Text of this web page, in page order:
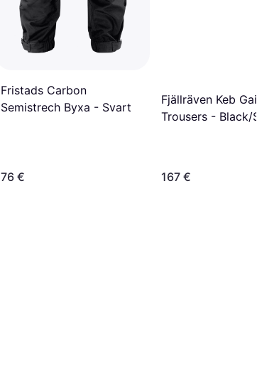
Fristads Carbon
Semistrech Byxa - Svart
76 €
Fjällräven Keb Gaiter
Trousers - Black/
167 €